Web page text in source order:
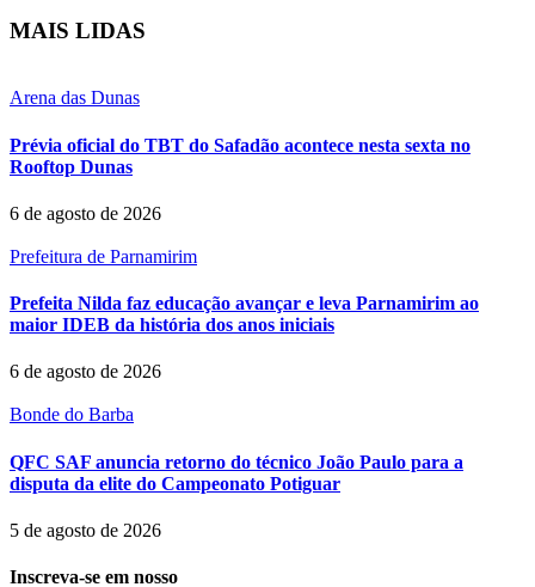
MAIS LIDAS
Arena das Dunas
Prévia oficial do TBT do Safadão acontece nesta sexta no
Rooftop Dunas
6 de agosto de 2026
Prefeitura de Parnamirim
Prefeita Nilda faz educação avançar e leva Parnamirim ao
maior IDEB da história dos anos iniciais
6 de agosto de 2026
Bonde do Barba
QFC SAF anuncia retorno do técnico João Paulo para a
disputa da elite do Campeonato Potiguar
5 de agosto de 2026
Inscreva-se em nosso